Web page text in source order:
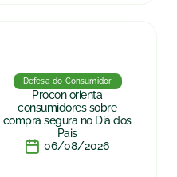
Defesa do Consumidor
Procon orienta
consumidores sobre
compra segura no Dia dos
Pais
06/08/2026